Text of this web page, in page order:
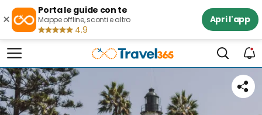
×
Porta le guide con te
Mappe offline, sconti e altro
4.9
Apri l'app